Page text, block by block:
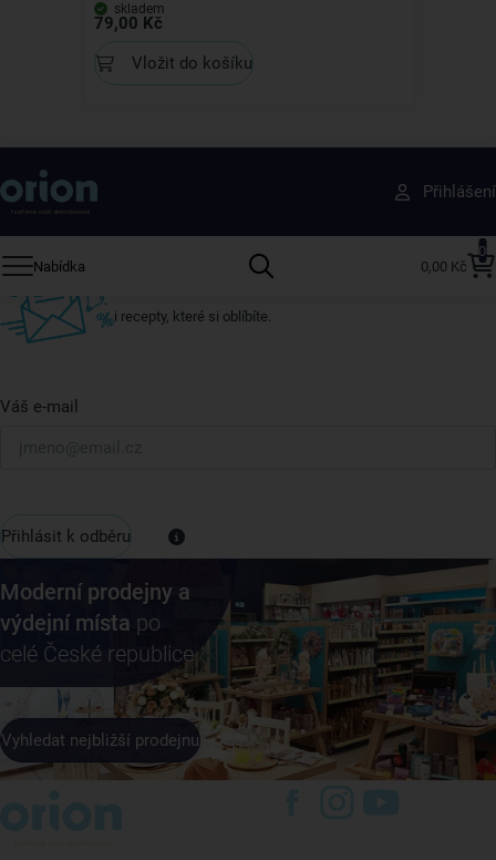
skladem
79,00 Kč
Vložit do košíku
Přihlášení
Nabídka
0
0,00 Kč
Získejte rady, recepty a tipy na slevy dřív než
ostatní
Přihlaste se k odběru našeho newsletteru.
i recepty, které si oblíbíte.
Váš e-mail
Přihlásit k odběru
Moderní prodejny a
výdejní místa po
celé České republice
Vyhledat nejbližší prodejnu